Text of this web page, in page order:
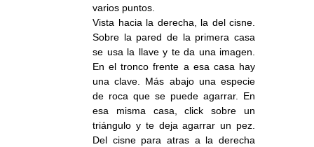
varios puntos.
Vista hacia la derecha, la del cisne.
Sobre la pared de la primera casa
se usa la llave y te da una imagen.
En el tronco frente a esa casa hay
una clave. Más abajo una especie
de roca que se puede agarrar. En
esa misma casa, click sobre un
triángulo y te deja agarrar un pez.
Del cisne para atras a la derecha